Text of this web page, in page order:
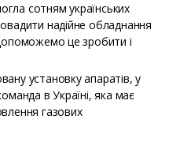
сотням українських
надійне обладнання
це зробити і
установку апаратів, у
в Україні, яка має
газових